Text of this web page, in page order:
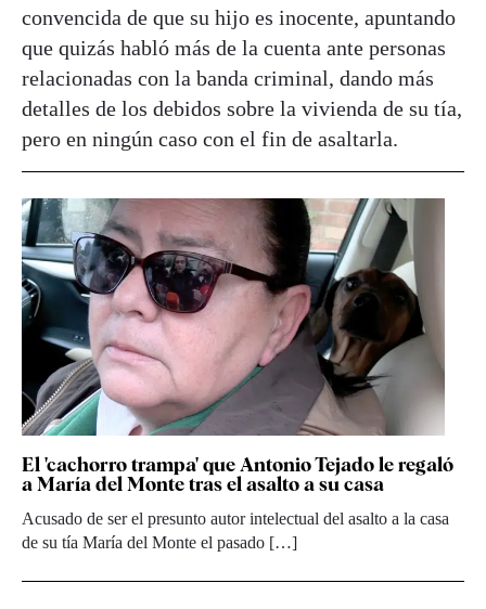
convencida de que su hijo es inocente, apuntando
que quizás habló más de la cuenta ante personas
relacionadas con la banda criminal, dando más
detalles de los debidos sobre la vivienda de su tía,
pero en ningún caso con el fin de asaltarla.
El 'cachorro trampa' que Antonio Tejado le regaló
a María del Monte tras el asalto a su casa
Acusado de ser el presunto autor intelectual del asalto a la casa
de su tía María del Monte el pasado […]